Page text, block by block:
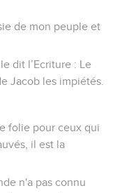
de mon peuple et
dit l’Ecriture : Le
Jacob les impiétés.
folie pour ceux qui
il est la
n'a pas connu